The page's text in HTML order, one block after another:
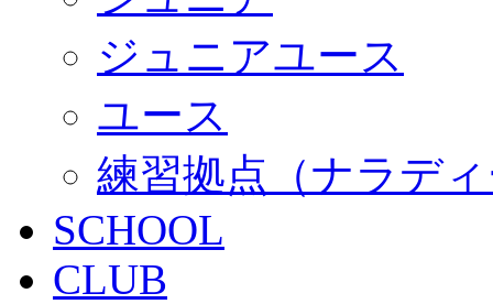
ジュニアユース
ユース
練習拠点（ナラデ
SCHOOL
CLUB